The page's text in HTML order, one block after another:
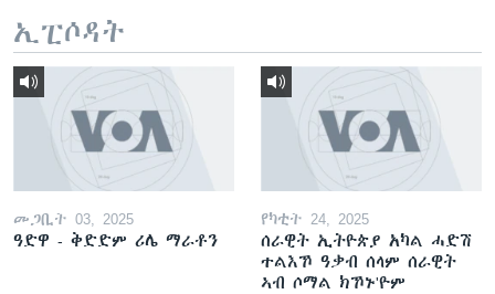
ኢፒሶዳት
መጋቢት 03, 2025
ዓድዋ - ቅድድም ሪሌ ማራቶን
የካቲት 24, 2025
ሰራዊት ኢትዮጵያ አካል ሓድሽ
ተልእኾ ዓቃብ ሰላም ሰራዊት
ኣብ ሶማል ክኾኑ'ዮም